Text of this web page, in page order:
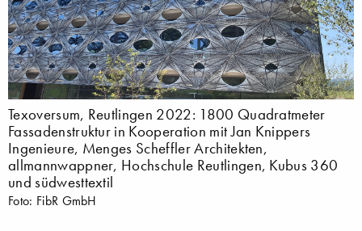
Texoversum, Reutlingen 2022: 1800 Quadratmeter
Fassadenstruktur in Kooperation mit Jan Knippers
Ingenieure, Menges Scheffler Architekten,
allmannwappner, Hochschule Reutlingen, Kubus 360
und südwesttextil
Foto: FibR GmbH